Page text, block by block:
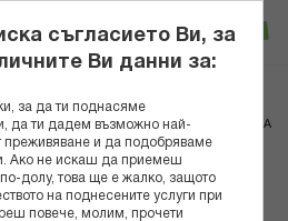
Вход
ОЛИО + МИРАКЪЛ ПОЧИСТВАЩА
+ КУТИЯ
съгласието Ви, за
Ви данни за:
за да ти поднасяме
да ти дадем възможно най-
преживяване и да подобряваме
Ако не искаш да приемеш
долу, това ще е жалко, защото
на поднесените услуги при
повече, молим, прочети